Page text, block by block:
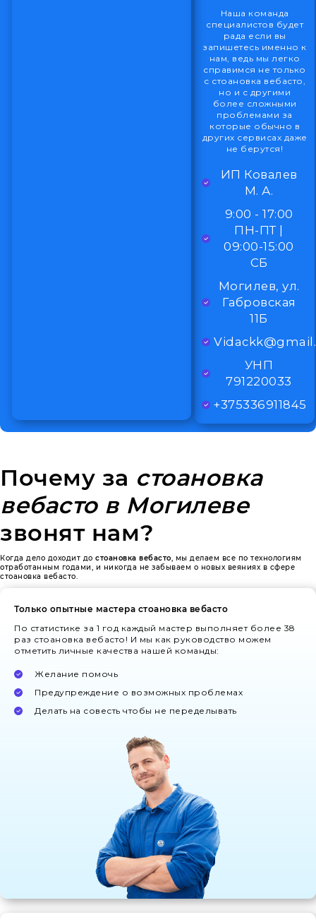
Наша команда
специалистов будет
рада если вы
запишетесь именно к
нам, ведь мы легко
справимся не только
с стоановка вебасто,
но и с другими
более сложными
проблемами за
которые обычно в
других сервисах даже
не берутся!
ИП Ковалев
М. А.
9:00 - 17:00
ПН-ПТ |
09:00-15:00
СБ
Могилев, ул.
Габровская
11Б
УНП
791220033
+375336911845
Почему за стоановка
вебасто в Могилеве
звонят нам?
Когда дело доходит до стоановка вебасто , мы делаем все по технологиям
отработанным годами, и никогда не забываем о новых веяниях в сфере
стоановка вебасто.
Только опытные мастера стоановка вебасто
По статистике за 1 год каждый мастер выполняет более 38
раз стоановка вебасто! И мы как руководство можем
отметить личные качества нашей команды:
Желание помочь
Предупреждение о возможных проблемах
Делать на совесть чтобы не переделывать